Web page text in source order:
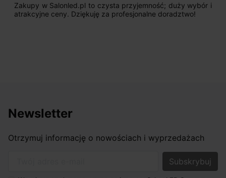
Zakupy w Salonled.pl to czysta przyjemność; duży wybór i
atrakcyjne ceny. Dziękuję za profesjonalne doradztwo!
Newsletter
Otrzymuj informację o nowościach i wyprzedażach